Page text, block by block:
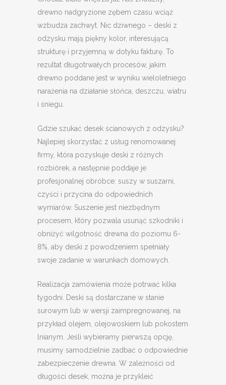
drewno nadgryzione zębem czasu wciąż
wzbudza zachwyt. Nic dziwnego – deski z
odzysku mają piękny kolor, interesującą
strukturę i przyjemną w dotyku fakturę. To
rezultat długotrwałych procesów, jakim
drewno poddane jest w wyniku wieloletniego
narażenia na działanie słońca, deszczu, wiatru
i śniegu.
Gdzie szukać desek ścianowych z odzysku?
Najlepiej skorzystać z usług renomowanej
firmy, która pozyskuje deski z różnych
rozbiórek, a następnie poddaje je
profesjonalnej obróbce: suszy w suszarni,
czyści i przycina do odpowiednich
wymiarów. Suszenie jest niezbędnym
procesem, który pozwala usunąć szkodniki i
obniżyć wilgotność drewna do poziomu 6-
8%, aby deski z powodzeniem spełniały
swoje zadanie w warunkach domowych.
Realizacja zamówienia może potrwać kilka
tygodni. Deski są dostarczane w stanie
surowym lub w wersji zaimpregnowanej, na
przykład olejem, olejowoskiem lub pokostem
lnianym. Jeśli wybieramy pierwszą opcję,
musimy samodzielnie zadbać o odpowiednie
zabezpieczenie drewna. W zależności od
długości desek, można je przykleić